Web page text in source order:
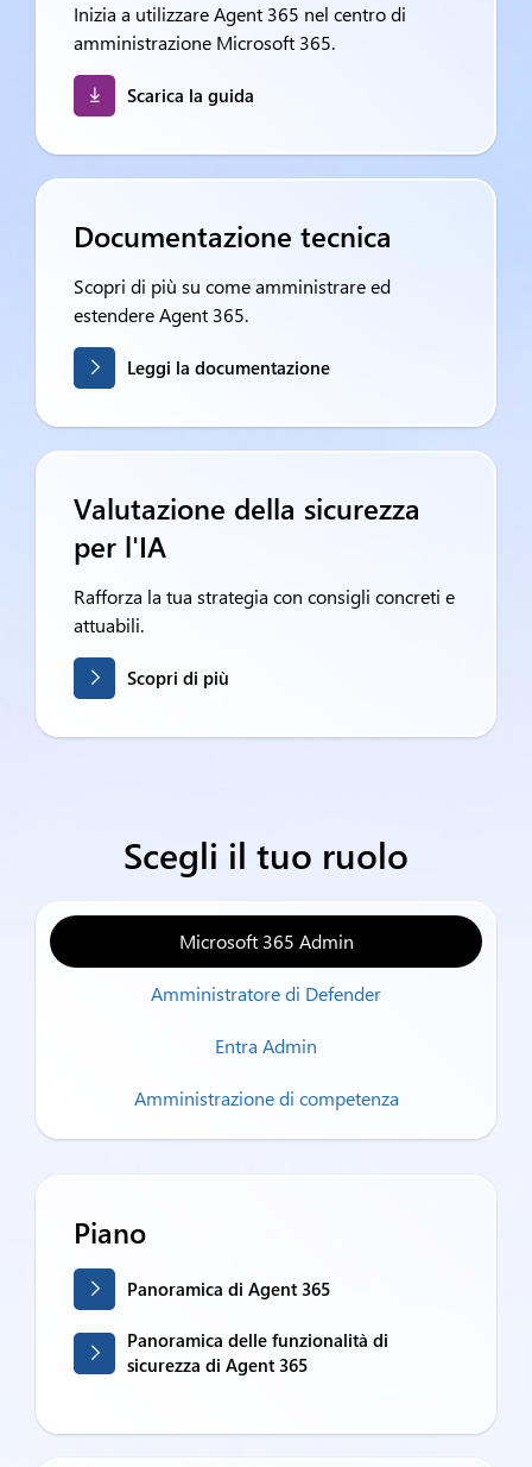
Inizia a utilizzare Agent 365 nel centro di
amministrazione Microsoft 365.
Scarica la guida
Documentazione tecnica
Scopri di più su come amministrare ed
estendere Agent 365.
Leggi la documentazione
Valutazione della sicurezza
per l'IA
Rafforza la tua strategia con consigli concreti e
attuabili.
Scopri di più
Scegli il tuo ruolo
Microsoft 365 Admin
Amministratore di Defender
Entra Admin
Amministrazione di competenza
Piano
Panoramica di Agent 365
Panoramica delle funzionalità di
sicurezza di Agent 365